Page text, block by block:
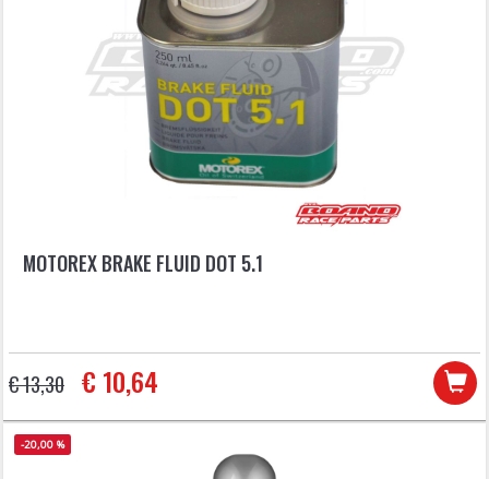
MOTOREX BRAKE FLUID DOT 5.1
€ 13,30 € 10,64
-20,00 %